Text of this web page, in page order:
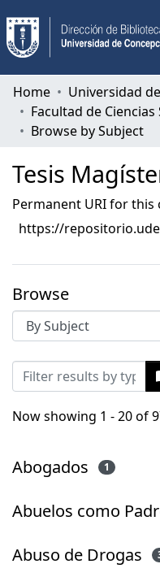
Communities &
All of DSpace
Home
Browse by Subject
Tesis
Permanent URI for this
https://
Browse
Browsing Tesis
Now showing 1 - 20 of
Abogados 1
Abuelos como
Abuso de Drogas